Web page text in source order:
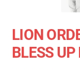
LION
BLESS